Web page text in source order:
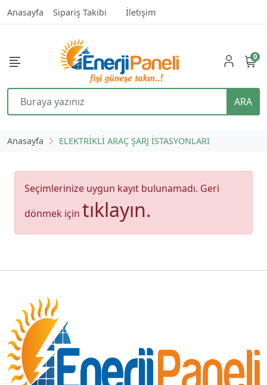
Anasayfa Sipariş Takibi İletişim
ARA
0
Anasayfa ELEKTRİKLİ ARAÇ ŞARJ İSTASYONLARI
Seçimlerinize uygun kayıt bulunamadı. Geri
dönmek için tıklayın.